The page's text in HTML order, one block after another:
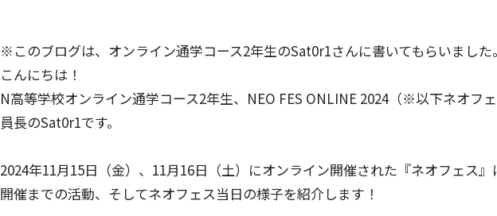
※このブログは、オンライン通学コース2年生のSat0r1さんに書いてもらいました
こんにちは！
N高等学校オンライン通学コース2年生、NEO FES ONLINE 2024（※以下ネオフ
員長のSat0r1です。
2024年11月15日（金）、11月16日（土）にオンライン開催された『ネオフェス
開催までの活動、そしてネオフェス当日の様子を紹介します！